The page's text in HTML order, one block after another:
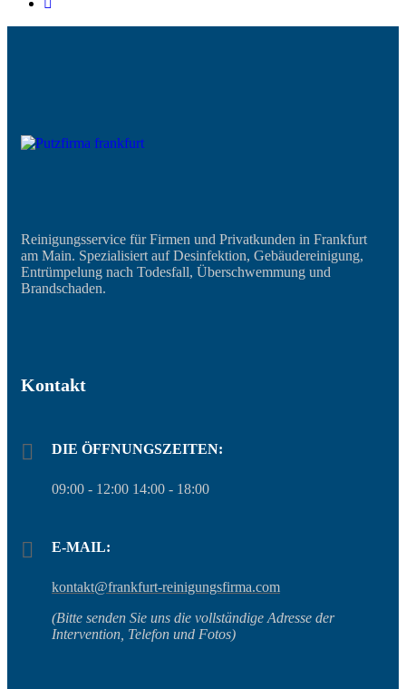
Reinigungsservice für Firmen und Privatkunden in Frankfurt
am Main. Spezialisiert auf Desinfektion, Gebäudereinigung,
Entrümpelung nach Todesfall, Überschwemmung und
Brandschaden.
Kontakt
DIE ÖFFNUNGSZEITEN:
09:00 - 12:00 14:00 - 18:00
E-MAIL:
kontakt@frankfurt-reinigungsfirma.com
(Bitte senden Sie uns die vollständige Adresse der
Intervention, Telefon und Fotos)